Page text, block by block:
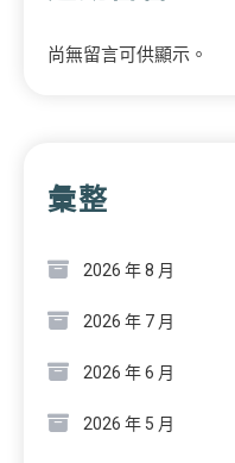
尚無留言可供顯示。
彙整
2026 年 8 月
2026 年 7 月
2026 年 6 月
2026 年 5 月